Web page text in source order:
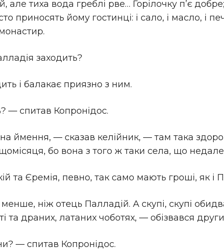
але тиха вода греблі рве… Горілочку п’є
приносять йому гостинці: і сало, і масло, і
заходить?
і балакає приязно з ним.
— спитав Копронідос.
ймення, — сказав келійник, — там така
бо вона з того ж таки села, що
та Єремія, певно, так само мають гроші, як і
ніж отець Палладій. А скупі, скупі
та драних, латаних чоботях, — обізвався
— спитав Копронідос.